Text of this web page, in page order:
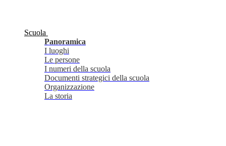
Scuola
Panoramica
I luoghi
Le persone
I numeri della scuola
Documenti strategici della scuola
Organizzazione
La storia